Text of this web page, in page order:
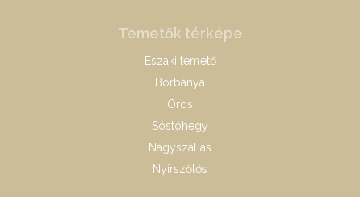
Temetők térképe
Északi temető
Borbánya
Oros
Sóstóhegy
Nagyszállás
Nyírszőlős